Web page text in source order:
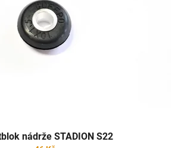
nádrže STADION S22